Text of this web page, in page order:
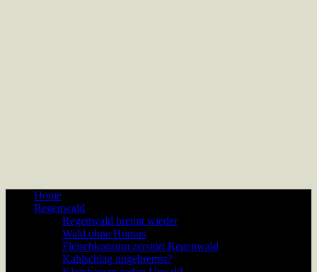
Home
Regenwald
Regenwald brennt wieder
Wald ohne Humus
Fleischkonsum zerstört Regenwald
Kahlschlag ungebremst?